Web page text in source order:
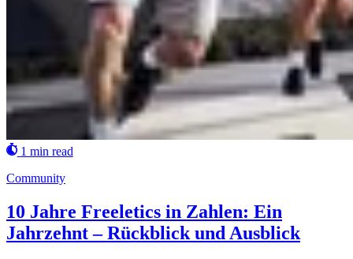
1 min read
Community
10 Jahre Freeletics in Zahlen: Ein
Jahrzehnt – Rückblick und Ausblick